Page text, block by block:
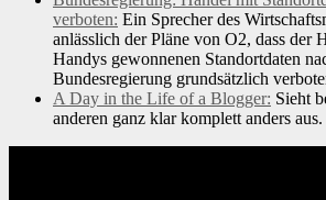
verboten: Ein Sprecher des
anlässlich der Pläne von O2, dass der
Handys gewonnenen Standortdaten
Bundesregierung grundsätzlich
A Day in the Life of a Blogger: Sieht
anderen ganz klar komplett anders aus.